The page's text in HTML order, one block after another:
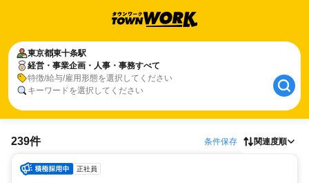
東京都東十条駅
経営・事業企画・人事・事務すべて
特徴/給与/雇用形態を選択してください
キーワードを選択してください
239件 条件保存 関連度順
正社員